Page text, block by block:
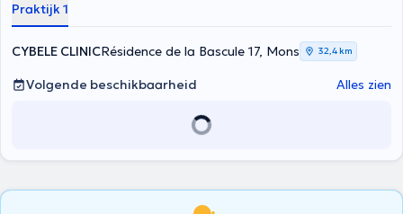
om de deuren van de praktijk van Dr Gheerardyn binnen te stappen,
hij zal de tijd nemen om naar u te luisteren en samen met u na te
denken over de mogelijke oplossingen om aan uw verwachtingen te
voldoen, rekening houdend met de technische en medische
vereisten. Met een uitstekende opleiding in Europa en de Verenigde
Staten en 15 jaar ervaring, zal hij ervoor zorgen dat u een volledige
postoperatieve follow-up. In een sector die bol staat van beloften die
nut hebben bewezen. Hij staat echter open voor de nieuwste
innovaties en zal alleen die voorstellen die werkelijk doeltreffend zijn.
Praktijk 1
CYBELE CLINICRésidence de la Bascule 17, Mons 32,4 km
Volgende beschikbaarheid Alles zien